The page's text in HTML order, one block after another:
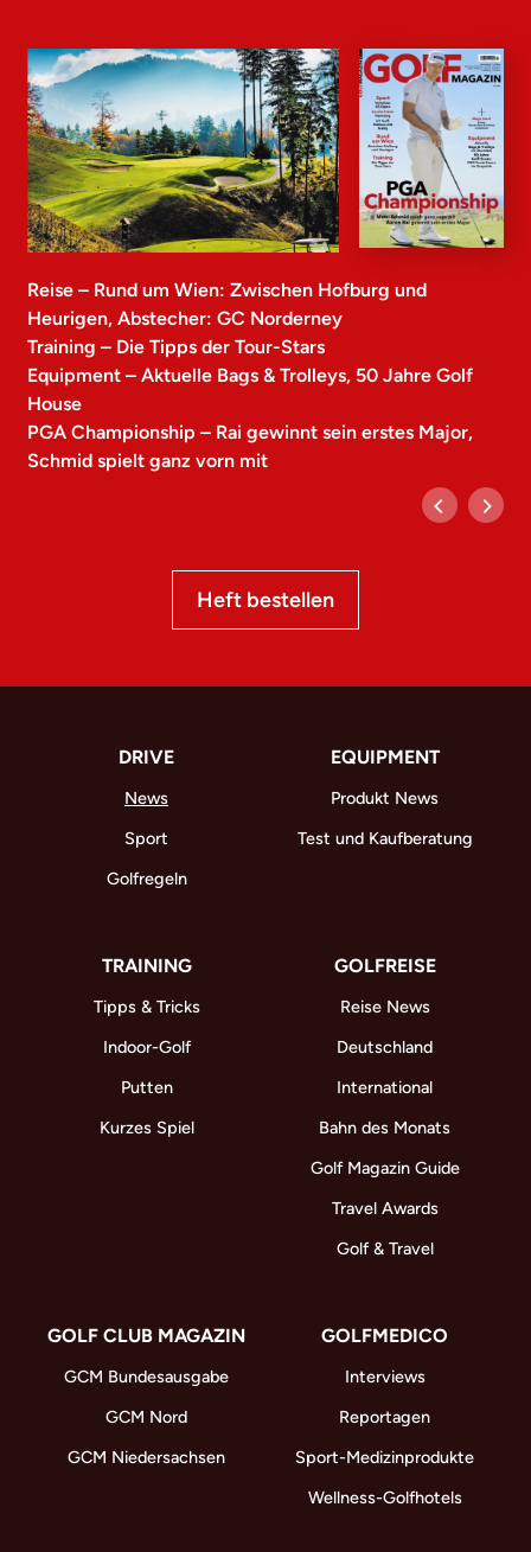
Reise – Rund um Wien: Zwischen Hofburg und
Heurigen, Abstecher: GC Norderney
Training – Die Tipps der Tour-Stars
Equipment – Aktuelle Bags & Trolleys, 50 Jahre Golf
House
PGA Championship – Rai gewinnt sein erstes Major,
Schmid spielt ganz vorn mit
Heft bestellen
DRIVE
News
Sport
Golfregeln
EQUIPMENT
Produkt News
Test und Kaufberatung
TRAINING
Tipps & Tricks
Indoor-Golf
Putten
Kurzes Spiel
GOLFREISE
Reise News
Deutschland
International
Bahn des Monats
Golf Magazin Guide
Travel Awards
Golf & Travel
GOLF CLUB MAGAZIN
GCM Bundesausgabe
GCM Nord
GCM Niedersachsen
GOLFMEDICO
Interviews
Reportagen
Sport-Medizinprodukte
Wellness-Golfhotels